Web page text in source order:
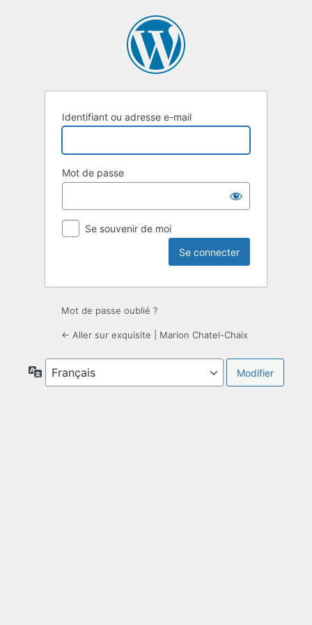
Identifiant ou adresse e-mail
Mot de passe
Se souvenir de moi
Mot de passe oublié ?
← Aller sur exquisite | Marion Chatel-Chaix
Langue